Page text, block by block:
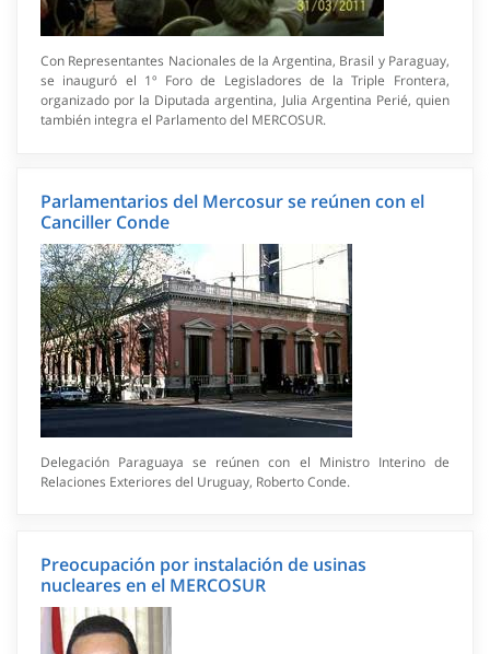
Con Representantes Nacionales de la Argentina, Brasil y Paraguay,
se inauguró el 1º Foro de Legisladores de la Triple Frontera,
organizado por la Diputada argentina, Julia Argentina Perié, quien
también integra el Parlamento del MERCOSUR.
Parlamentarios del Mercosur se reúnen con el
Canciller Conde
Delegación Paraguaya se reúnen con el Ministro Interino de
Relaciones Exteriores del Uruguay, Roberto Conde.
Preocupación por instalación de usinas
nucleares en el MERCOSUR